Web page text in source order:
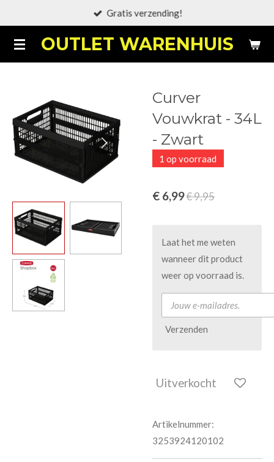
naar
de
OUTLET WARENHUIS
Gratis verzending!
Curver
Vouwkrat - 34L
- Zwart
1 op voorraad
€ 6,99€ 9,95
Laat het me weten
wanneer dit product
weer op voorraad is.
Verzenden
Uitverkocht
Artikelnummer:
3253924120102